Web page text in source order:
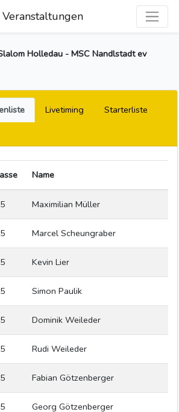
Veranstaltungen
Holledau - MSC Nandlstadt ev
Livetiming
Starterliste
Name
Maximilian Müller
Marcel Scheungraber
Kevin Lier
Simon Paulik
Dominik Weileder
Rudi Weileder
Fabian Götzenberger
Georg Götzenberger